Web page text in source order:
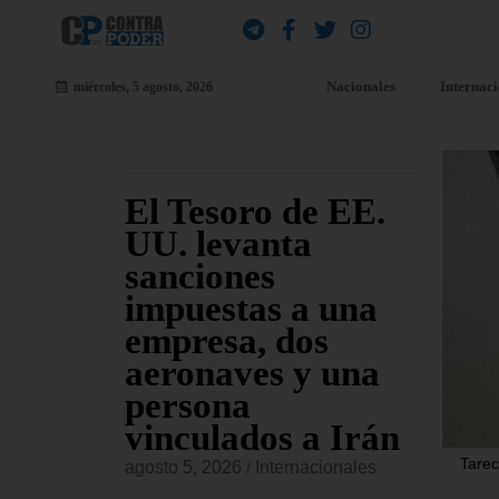
miércoles, 5 agosto, 2026 Nacionales
El Tesoro de EE.
UU. levanta
sanciones
impuestas a una
empresa, dos
aeronaves y una
persona
vinculados a Irán
agosto 5, 2026 Internacionales
El